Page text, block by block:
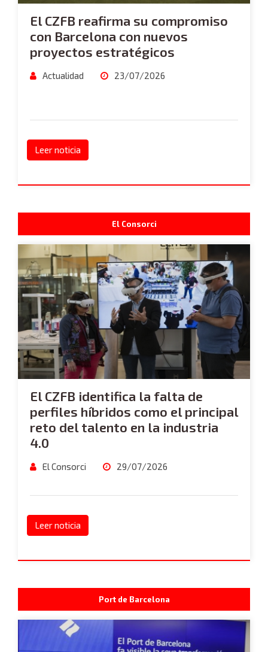
El CZFB reafirma su compromiso
con Barcelona con nuevos
proyectos estratégicos
Actualidad 23/07/2026
Leer noticia
El Consorci
El CZFB identifica la falta de
perfiles híbridos como el principal
reto del talento en la industria
4.0
El Consorci 29/07/2026
Leer noticia
Port de Barcelona